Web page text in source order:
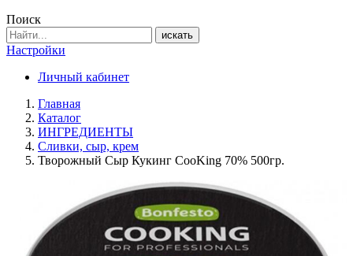
Поиск
искать
Настройки
Личный кабинет
Главная
Каталог
ИНГРЕДИЕНТЫ
Сливки, сыр, крем
Творожный Сыр Кукинг CooKing 70% 500гр.